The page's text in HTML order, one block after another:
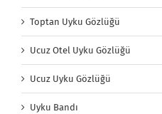
Toptan Uyku Gözlüğü
Ucuz Otel Uyku Gözlüğü
Ucuz Uyku Gözlüğü
Uyku Bandı